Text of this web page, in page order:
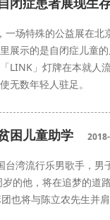
一场特殊的公益展在北
展示的是自闭症儿童
LINK」灯牌在本就人
无数年轻人驻足。
困儿童助学
湾流行乐男歌手，男
的他，将在追梦的道
也将与陈立农先生并